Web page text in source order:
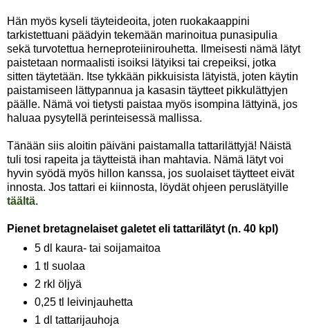
Hän myös kyseli täyteideoita, joten ruokakaappini
tarkistettuani päädyin tekemään marinoitua punasipulia
sekä turvotettua herneproteiinirouhetta. Ilmeisesti nämä lätyt
paistetaan normaalisti isoiksi lätyiksi tai crepeiksi, jotka
sitten täytetään. Itse tykkään pikkuisista lätyistä, joten käytin
paistamiseen lättypannua ja kasasin täytteet pikkulättyjen
päälle. Nämä voi tietysti paistaa myös isompina lättyinä, jos
haluaa pysytellä perinteisessä mallissa.
Tänään siis aloitin päiväni paistamalla tattarilättyjä! Näistä
tuli tosi rapeita ja täytteistä ihan mahtavia. Nämä lätyt voi
hyvin syödä myös hillon kanssa, jos suolaiset täytteet eivät
innosta. Jos tattari ei kiinnosta, löydät ohjeen peruslätyille
täältä.
Pienet bretagnelaiset galetet eli tattarilätyt (n. 40 kpl)
5 dl kaura- tai soijamaitoa
1 tl suolaa
2 rkl öljyä
0,25 tl leivinjauhetta
1 dl tattarijauhoja